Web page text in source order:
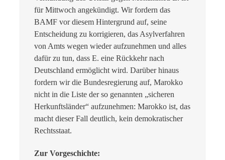
für Mittwoch angekündigt. Wir fordern das
BAMF vor diesem Hintergrund auf, seine
Entscheidung zu korrigieren, das Asylverfahren
von Amts wegen wieder aufzunehmen und alles
dafür zu tun, dass E. eine Rückkehr nach
Deutschland ermöglicht wird. Darüber hinaus
fordern wir die Bundesregierung auf, Marokko
nicht in die Liste der so genannten „sicheren
Herkunftsländer“ aufzunehmen: Marokko ist, das
macht dieser Fall deutlich, kein demokratischer
Rechtsstaat.
Zur Vorgeschichte: